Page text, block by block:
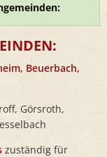
Beuerbach,
Görsroth,
zuständig für